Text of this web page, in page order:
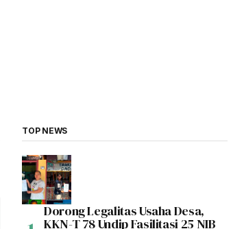
TOP NEWS
Dorong Legalitas Usaha Desa,
KKN-T 78 Undip Fasilitasi 25 NIB